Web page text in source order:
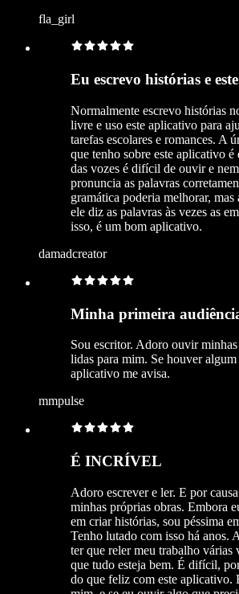
fla_girl
Eu escrevo histórias e
Normalmente escrevo histórias
livre e uso este aplicativo para
tarefas escolares e romances. A
que tenho sobre este aplicativo é
das vozes é difícil de ouvir e
pronuncia as palavras
gramática poderia melhorar,
ele diz as palavras às vezes as
isso, é um bom aplicativo.
damadcreator
Minha primeira
Sou escritor. Adoro ouvir
lidas para mim. Se houver
aplicativo me avisa.
mmpulse
É INCRÍVEL
Adoro escrever e ler. E por
minhas próprias obras. Embora
em criar histórias, sou péssima
Tenho lutado com isso há anos.
ter que reler meu trabalho várias
que tudo esteja bem. É difícil,
do que feliz com este aplicativo.